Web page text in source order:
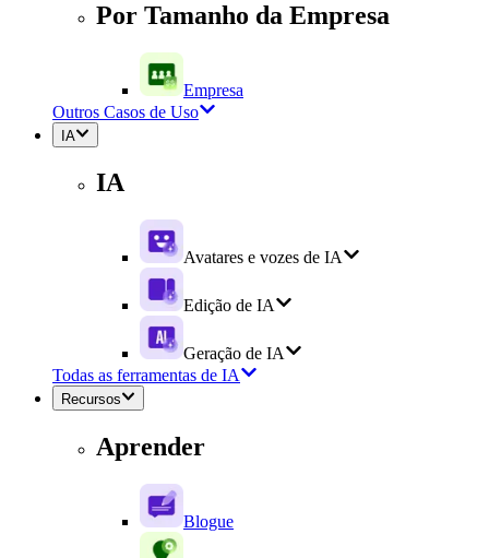
Por Tamanho da Empresa
Empresa
Outros Casos de Uso
IA
IA
Avatares e vozes de IA
Edição de IA
Geração de IA
Todas as ferramentas de IA
Recursos
Aprender
Blogue